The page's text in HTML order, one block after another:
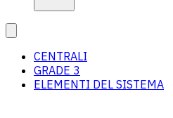
CENTRALI
GRADE 3
ELEMENTI DEL SISTEMA